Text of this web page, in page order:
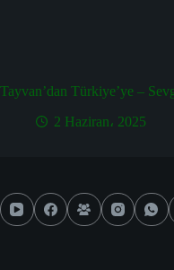
Tayvan’dan Türkiye’ye –
2 Haziran، 2025